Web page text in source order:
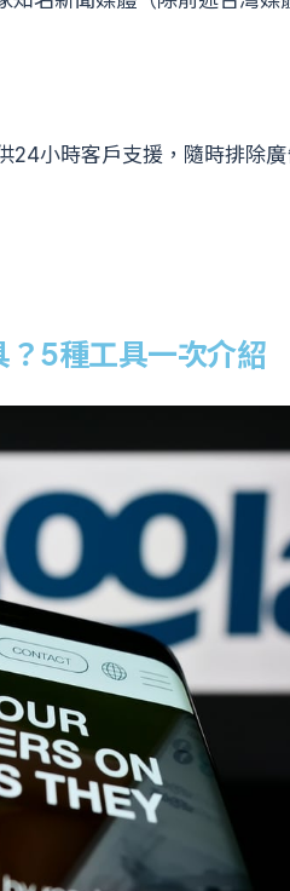
24小時客戶支援，隨時排除
5種工具一次介紹